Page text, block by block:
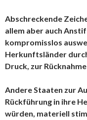
Abschreckende
allem aber auch
kompromisslos
Herkunftsländer
Druck, zur
Andere Staaten zur
Rückführung in ihre
würden, materiell